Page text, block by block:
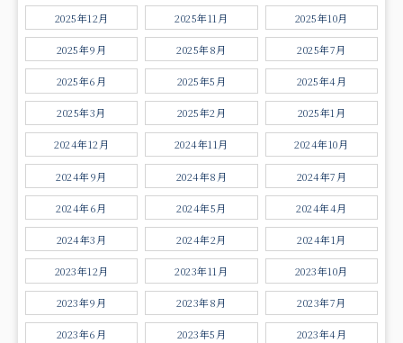
2025年12月 2025年11月 2025年10月
2025年9月 2025年8月 2025年7月
2025年6月 2025年5月 2025年4月
2025年3月 2025年2月 2025年1月
2024年12月 2024年11月 2024年10月
2024年9月 2024年8月 2024年7月
2024年6月 2024年5月 2024年4月
2024年3月 2024年2月 2024年1月
2023年12月 2023年11月 2023年10月
2023年9月 2023年8月 2023年7月
2023年6月 2023年5月 2023年4月